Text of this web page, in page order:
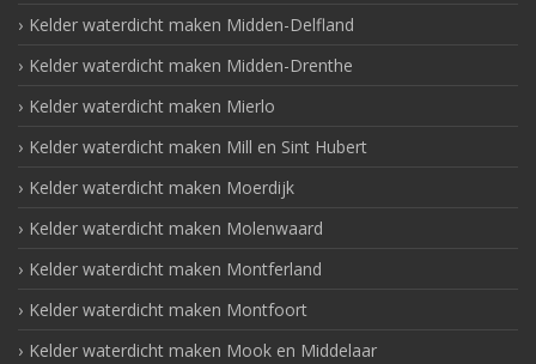
Kelder waterdicht maken Midden-Delfland
Kelder waterdicht maken Midden-Drenthe
Kelder waterdicht maken Mierlo
Kelder waterdicht maken Mill en Sint Hubert
Kelder waterdicht maken Moerdijk
Kelder waterdicht maken Molenwaard
Kelder waterdicht maken Montferland
Kelder waterdicht maken Montfoort
Kelder waterdicht maken Mook en Middelaar